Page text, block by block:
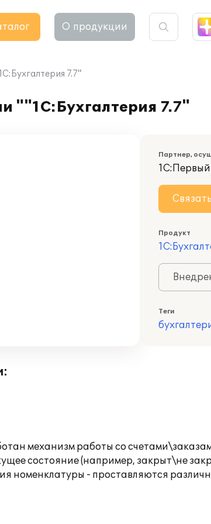
О продукции
7.7"
""1С:Бухгалтерия 7.7"
Партнер,
Продукт
Теги
механизм работы со
состояние (например, закрыт\не
номенклатуры - проставляются